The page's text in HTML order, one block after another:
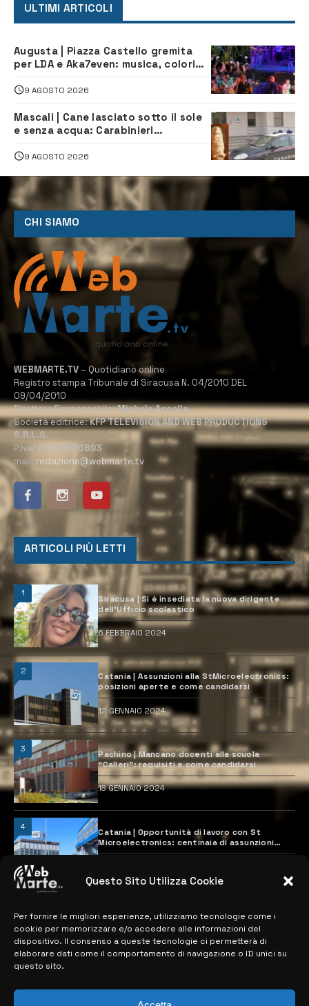
Questo Sito Utilizza Cookie
Per fornire le migliori esperienze, utilizziamo tecnologie come i
cookie per memorizzare e/o accedere alle informazioni del
dispositivo. Il consenso a queste tecnologie ci permetterà di
elaborare dati come il comportamento di navigazione o ID unici su
questo sito.
ULTIMI ARTICOLI
Augusta | Piazza Castello gremita
per LDA e Aka7even: musica, colori
9 AGOSTO 2026
Mascali | Cane lasciato sotto il sole
e senza acqua: Carabinieri
9 AGOSTO 2026
CHI SIAMO
WEBMARTE.TV – Quotidiano online
Registro stampa Tribunale di Siracusa N. 04/2010 DEL
09/04/2010
Direttore Responsabile:Michele Accolla
Società editrice:KFP TELEVISION AND WEB PRODUCTIONS
S.R.L.S.
P.Iva: 02184950893
mail: redazione@webmarte.tv
ARTICOLI PIÙ LETTI
1
Siracusa | Si è insediata la nuova dirigente
dell’Ufficio scolastico
6 FEBBRAIO 2024
2
Catania | Assunzioni alla StMicroelectronics:
posizioni aperte e come candidarsi
12 GENNAIO 2024
3
Pachino | Mancano docenti alla scuola
“Calleri”: requisiti e come candidarsi
18 GENNAIO 2024
4
Catania | Opportunità di lavoro con St
Microelectronics: centinaia di assunzioni
previste
MAPPA DEL SITO
> NOTIZIE